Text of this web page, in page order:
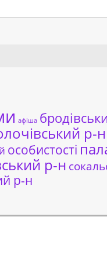
афіша
р-н
особистості
р-н
р-н